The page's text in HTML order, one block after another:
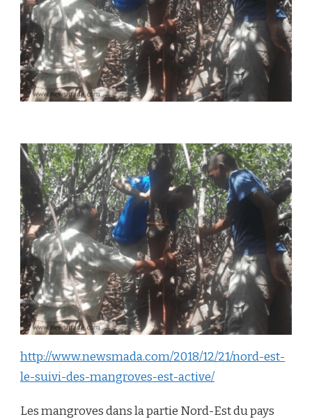
http://www.newsmada.com/2018/12/21/nord-est-
le-suivi-des-mangroves-est-active/
Les mangroves dans la partie Nord-Est du pays